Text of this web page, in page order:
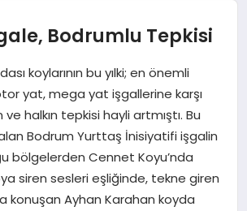
Bodrumlu Tepkisi
koylarının bu yılki; en önemli
yat, mega yat işgallerine karşı
halkın tepkisi hayli artmıştı. Bu
Bodrum Yurttaş İnisiyatifi işgalin
bölgelerden Cennet Koyu’nda
siren sesleri eşliğinde, tekne giren
konuşan Ayhan Karahan koyda